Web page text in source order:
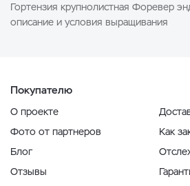
Гортензия крупнолистная Форевер
описание и условия выращивания
Покупателю
О проекте
Фото от партнеров
Блог
Отзывы
Как